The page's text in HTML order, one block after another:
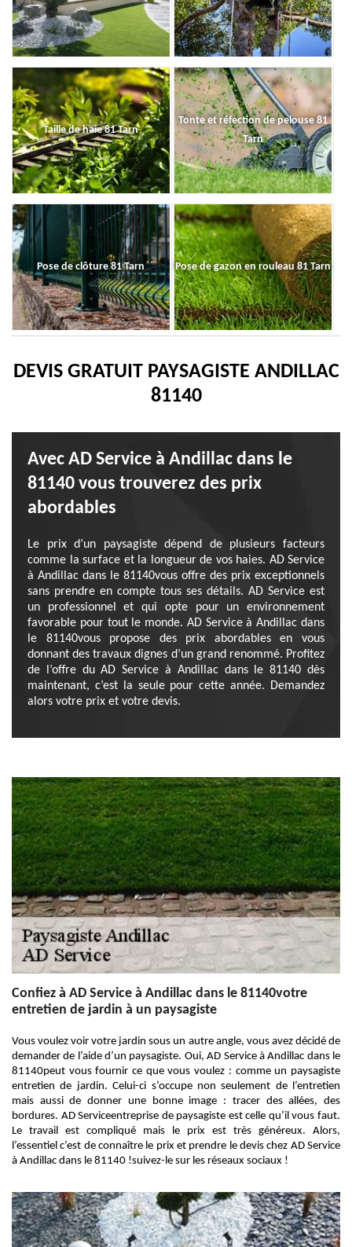
Taille de haie 81 Tarn
Tonte et réfection de pelouse 81
Tarn
Pose de clôture 81 Tarn Pose de gazon en rouleau 81 Tarn
DEVIS GRATUIT PAYSAGISTE ANDILLAC
81140
Avec AD Service à Andillac dans le
81140 vous trouverez des prix
abordables
Le prix d’un paysagiste dépend de plusieurs facteurs
comme la surface et la longueur de vos haies. AD Service
à Andillac dans le 81140vous offre des prix exceptionnels
sans prendre en compte tous ses détails. AD Service est
un professionnel et qui opte pour un environnement
favorable pour tout le monde. AD Service à Andillac dans
le 81140vous propose des prix abordables en vous
donnant des travaux dignes d’un grand renommé. Profitez
de l’offre du AD Service à Andillac dans le 81140 dès
maintenant, c’est la seule pour cette année. Demandez
alors votre prix et votre devis.
Confiez à AD Service à Andillac dans le 81140votre
entretien de jardin à un paysagiste
Vous voulez voir votre jardin sous un autre angle, vous avez décidé de
demander de l’aide d’un paysagiste. Oui, AD Service à Andillac dans le
81140peut vous fournir ce que vous voulez : comme un paysagiste
entretien de jardin. Celui-ci s’occupe non seulement de l’entretien
mais aussi de donner une bonne image : tracer des allées, des
bordures. AD Serviceentreprise de paysagiste est celle qu’il vous faut.
Le travail est compliqué mais le prix est très généreux. Alors,
l’essentiel c’est de connaître le prix et prendre le devis chez AD Service
à Andillac dans le 81140 !suivez-le sur les réseaux sociaux !